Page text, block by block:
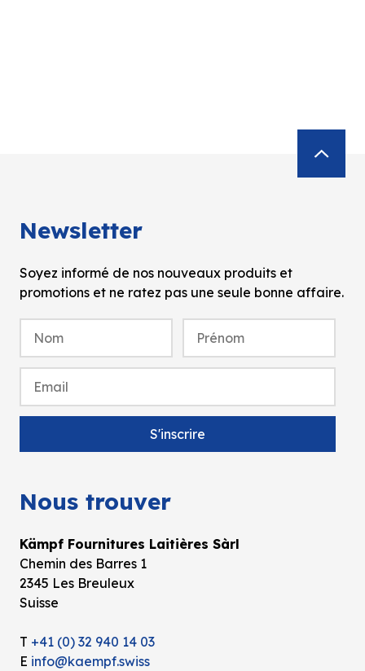
Newsletter
Soyez informé de nos nouveaux produits et
promotions et ne ratez pas une seule bonne affaire.
Nous trouver
Kämpf Fournitures Laitières Sàrl
Chemin des Barres 1
2345 Les Breuleux
Suisse
T +41 (0) 32 940 14 03
E info@kaempf.swiss